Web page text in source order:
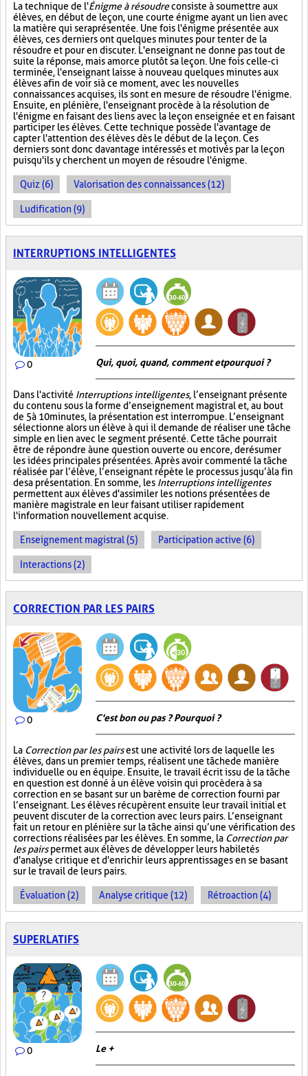
La technique de l'Énigme à résoudreconsiste à soumettre aux
élèves, en début de leçon, une courte énigme ayant un lien avec
la matière qui sera présentée. Une fois l'énigme présentée aux
élèves, ces derniers ont quelques minutes pour tenter de la
résoudre et pour en discuter. L'enseignant ne donne pas tout de
suite la réponse, mais amorce plutôt sa leçon. Une fois celle-ci
terminée, l'enseignant laisse à nouveau quelques minutes aux
élèves afin de voir si à ce moment, avec les nouvelles
connaissances acquises, ils sont en mesure de résoudre l'énigme.
Ensuite, en plénière, l'enseignant procède à la résolution de
l'énigme en faisant des liens avec la leçon enseignée et en faisant
participer les élèves. Cette technique possède l'avantage de
capter l'attention des élèves dès le début de la leçon. Ces
derniers sont donc davantage intéressés et motivés par la leçon
puisqu'ils y cherchent un moyen de résoudre l'énigme.
Quiz (6) Valorisation des connaissances (12)
Ludification (9)
INTERRUPTIONS INTELLIGENTES
0 Qui, quoi, quand, comment et pourquoi ?
Dans l'activité Interruptions intelligentes, l’enseignant présente
du contenu sous la forme d’enseignement magistral et, au bout
de 5 à 10 minutes, la présentation est interrompue. L’enseignant
sélectionne alors un élève à qui il demande de réaliser une tâche
simple en lien avec le segment présenté. Cette tâche pourrait
être de répondre à une question ouverte ou encore, de résumer
les idées principales présentées. Après avoir commenté la tâche
réalisée par l’élève, l’enseignant répète le processus jusqu’à la fin
de sa présentation. En somme, les Interruptions intelligentes
permettent aux élèves d'assimiler les notions présentées de
manière magistrale en leur faisant utiliser rapidement
l'information nouvellement acquise.
Enseignement magistral (5) Participation active (6)
Interactions (2)
CORRECTION PAR LES PAIRS
0 C'est bon ou pas ? Pourquoi ?
La Correction par les pairsest une activité lors de laquelle les
élèves, dans un premier temps, réalisent une tâche de manière
individuelle ou en équipe. Ensuite, le travail écrit issu de la tâche
en question est donné à un élève voisin qui procèdera à sa
correction en se basant sur un barème de correction fourni par
l’enseignant. Les élèves récupèrent ensuite leur travail initial et
peuvent discuter de la correction avec leurs pairs. L’enseignant
fait un retour en plénière sur la tâche ainsi qu’une vérification des
corrections réalisées par les élèves. En somme, la Correction par
les pairspermet aux élèves de développer leurs habiletés
d'analyse critique et d'enrichir leurs apprentissages en se basant
sur le travail de leurs pairs.
Évaluation (2) Analyse critique (12) Rétroaction (4)
SUPERLATIFS
0 Le +